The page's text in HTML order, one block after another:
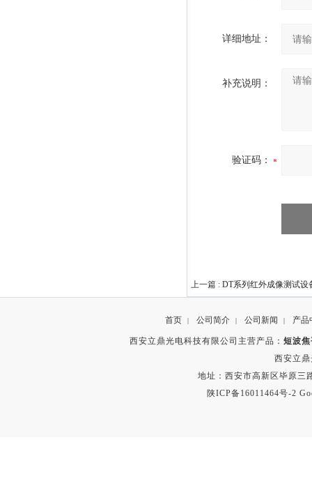
详细地址：
补充说明：
验证码：
上一篇 : DT系列红外成像测试设
首页 | 公司简介 | 公司新闻 | 产品
西安立鼎光电科技有限公司主营产品： 短波
西安立
地址：西安市高新区毕原三
陕ICP备16011464号-2